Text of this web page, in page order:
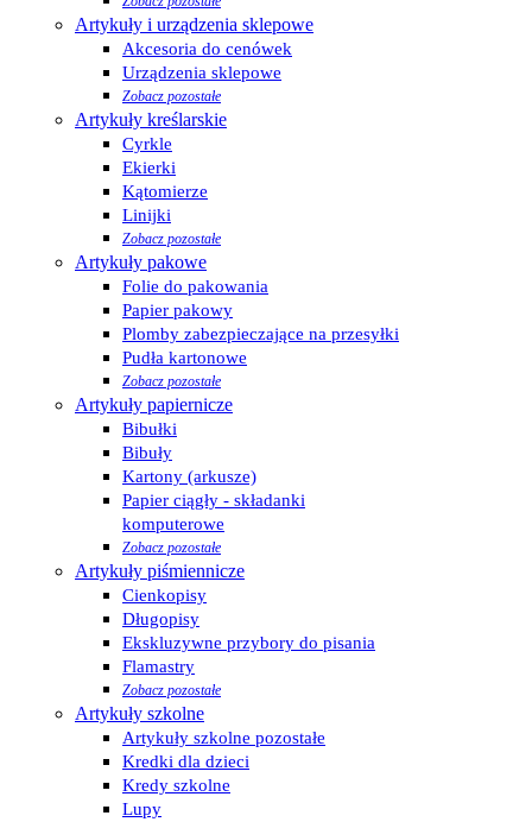
Artykuły i urządzenia sklepowe
Akcesoria do cenówek
Urządzenia sklepowe
Zobacz pozostałe
Artykuły kreślarskie
Cyrkle
Ekierki
Kątomierze
Linijki
Zobacz pozostałe
Artykuły pakowe
Folie do pakowania
Papier pakowy
Plomby zabezpieczające na przesyłki
Pudła kartonowe
Zobacz pozostałe
Artykuły papiernicze
Bibułki
Bibuły
Kartony (arkusze)
Papier ciągły - składanki
komputerowe
Zobacz pozostałe
Artykuły piśmiennicze
Cienkopisy
Długopisy
Ekskluzywne przybory do pisania
Flamastry
Zobacz pozostałe
Artykuły szkolne
Artykuły szkolne pozostałe
Kredki dla dzieci
Kredy szkolne
Lupy